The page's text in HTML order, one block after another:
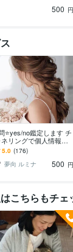
500 円
⭐yes/no鑑定します チ
リングで個人情報不
視ます♪
5.0 (176)
夢向 ルミナ
500 円
こちらもチェ